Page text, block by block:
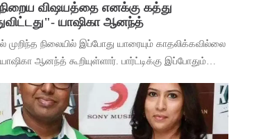
நிறைய விஷயத்தை எனக்கு கத்து
யாஷிகா ஆனந்த்
முறிந்த நிலையில் இப்போது யாரையும் காதலிக்கவில்லை
ஆனந்த் கூறியுள்ளார். பார்ட்டிக்கு இப்போதும்
போகுறது